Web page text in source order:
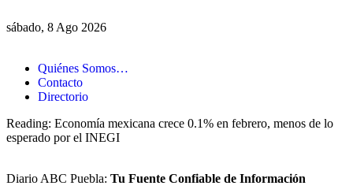
sábado, 8 Ago 2026
Quiénes Somos…
Contacto
Directorio
Reading: Economía mexicana crece 0.1% en febrero, menos de lo
esperado por el INEGI
Diario ABC Puebla: Tu Fuente Confiable de Información